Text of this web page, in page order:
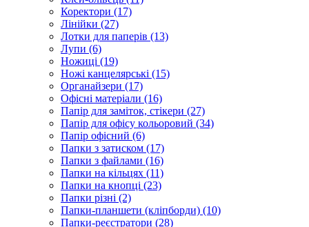
Коректори (17)
Лінійки (27)
Лотки для паперів (13)
Лупи (6)
Ножиці (19)
Ножі канцелярські (15)
Органайзери (17)
Офісні матеріали (16)
Папір для заміток, стікери (27)
Папір для офісу кольоровий (34)
Папір офісний (6)
Папки з затиском (17)
Папки з файлами (16)
Папки на кільцях (11)
Папки на кнопці (23)
Папки різні (2)
Папки-планшети (кліпборди) (10)
Папки-реєстратори (28)